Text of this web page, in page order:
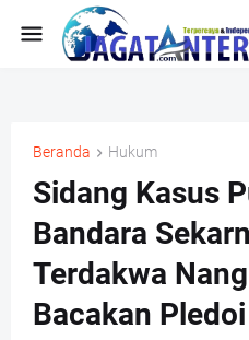
Beranda Hukum
Sidang Kasus
Bandara
Terdakwa
Bacakan Pledoi